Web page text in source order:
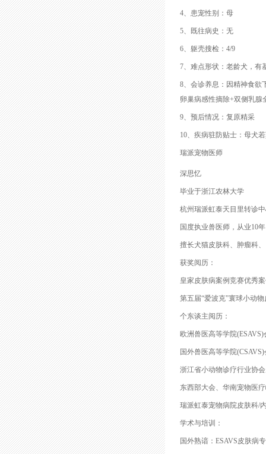
4、患宠性别：母
5、既往病史：无
6、躯壳搜检：4/9
7、难点形状：老龄犬，有
8、会诊养息：因精神食欲
卵巢病感性摘除+双侧乳腺
9、预后情况：复原精采
10、疾病驻防贴士：母犬
瑞派宠物医师
深思忆
毕业于浙江农林大学
杭州瑞派虹泰天目里转诊
国度执业兽医师，从业10年
擅长犬猫皮肤科、肿瘤科
获奖阅历：
皇家皮肤病案例竞赛优秀
第五届“爱波克”寰球小动
个东谈主阅历：
欧洲兽医高等学院(ESAVS)
国外兽医高等学院
浙江省小动物诊疗行业协
东西部大会、华南宠物医
瑞派虹泰宠物病院皮肤科/
学术与培训：
国外熟谙：ESAVS皮肤病